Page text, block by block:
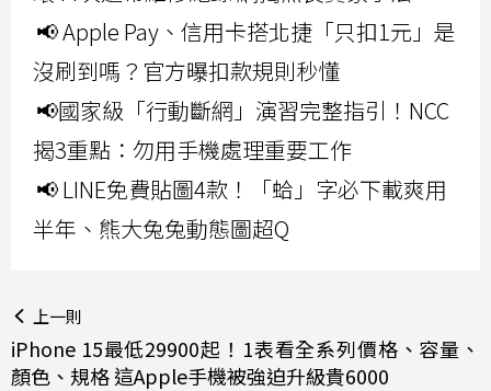
📢 Apple Pay、信用卡搭北捷「只扣1元」是
沒刷到嗎？官方曝扣款規則秒懂
📢國家級「行動斷網」演習完整指引！NCC
揭3重點：勿用手機處理重要工作
📢 LINE免費貼圖4款！「蛤」字必下載爽用
半年、熊大兔兔動態圖超Q
上一則
iPhone 15最低29900起！1表看全系列價格、容量、
顏色、規格 這Apple手機被強迫升級貴6000